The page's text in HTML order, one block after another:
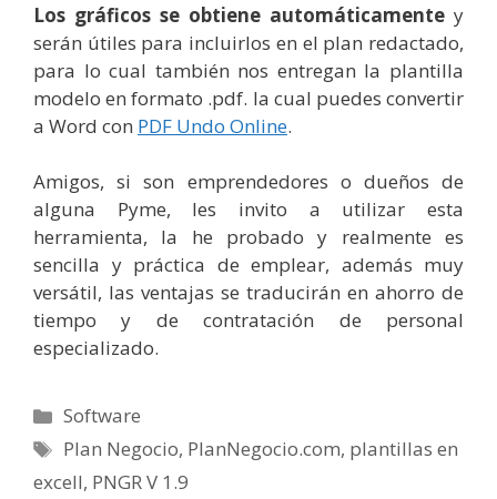
Los gráficos se obtiene automáticamente y
serán útiles para incluirlos en el plan redactado,
para lo cual también nos entregan la plantilla
modelo en formato .pdf. la cual puedes convertir
a Word con PDF Undo Online.
Amigos, si son emprendedores o dueños de
alguna Pyme, les invito a utilizar esta
herramienta, la he probado y realmente es
sencilla y práctica de emplear, además muy
versátil, las ventajas se traducirán en ahorro de
tiempo y de contratación de personal
especializado.
Categorías
Software
Etiquetas
Plan Negocio, PlanNegocio.com, plantillas en
excell, PNGR V 1.9